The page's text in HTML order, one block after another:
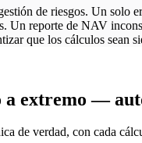
de riesgos. Un solo
reporte de NAV
que los cálculos sean
a extremo —
de verdad, con cada